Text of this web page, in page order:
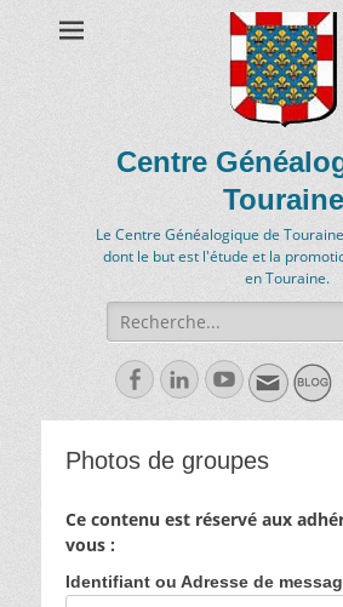
Centre
Touraine
Le Centre Généalogique de
dont le but est l'étude et la
en Touraine.
Recherche
de:
FacebookLinkedln
Youtube
Photos de groupes
Ce contenu est réservé aux
vous :
Identifiant ou Adresse de